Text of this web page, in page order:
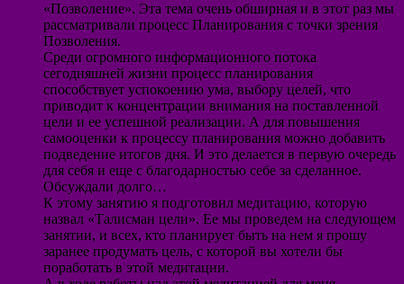
«Позволение». Эта тема очень обширная и в этот раз мы
рассматривали процесс Планирования с точки зрения
Позволения.
Среди огромного информационного потока
сегодняшней жизни процесс планирования
способствует успокоению ума, выбору целей, что
приводит к концентрации внимания на поставленной
цели и ее успешной реализации. А для повышения
самооценки к процессу планирования можно добавить
подведение итогов дня. И это делается в первую очередь
для себя и еще с благодарностью себе за сделанное.
Обсуждали долго…
К этому занятию я подготовил медитацию, которую
назвал «Талисман цели». Ее мы проведем на следующем
занятии, и всех, кто планирует быть на нем я прошу
заранее продумать цель, с которой вы хотели бы
поработать в этой медитации.